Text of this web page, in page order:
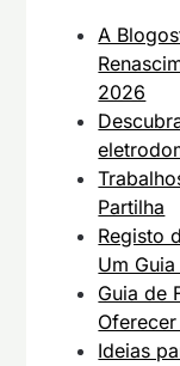
A
2026
Partilha
Registo
Um
Guia de
Ideias